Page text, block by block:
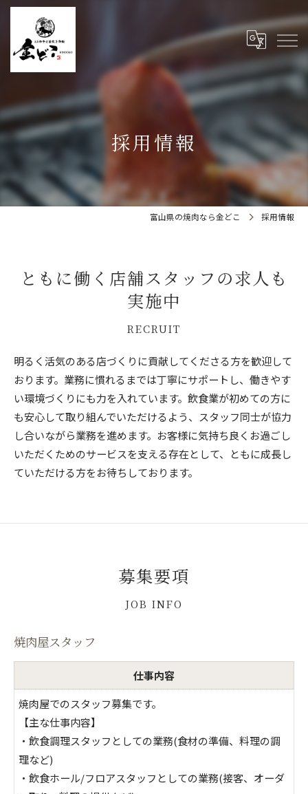
採用情報
富山県の焼肉なら金どこ 採用情報
ともに働く店舗スタッフの求人も
実施中
RECRUIT
明るく活気のある店づくりに貢献してくださる方を歓迎して
おります。業務に慣れるまでは丁寧にサポートし、働きやす
い環境づくりにも力を入れています。飲食業が初めての方に
も安心して取り組んでいただけるよう、スタッフ同士が協力
し合いながら業務を進めます。お客様に気持ち良くお過ごし
いただくためのサービスを支える存在として、ともに成長し
ていただける方をお待ちしております。
募集要項
JOB INFO
焼肉屋スタッフ
仕事内容
焼肉屋でのスタッフ募集です。
【主な仕事内容】
・飲食調理スタッフとしての業務(食材の準備、料理の調
理など)
・飲食ホール/フロアスタッフとしての業務(接客、オーダ